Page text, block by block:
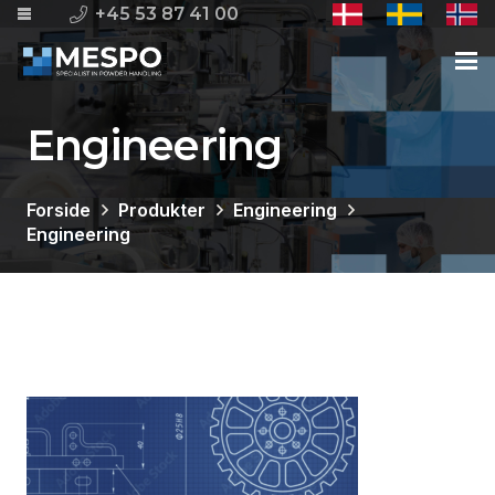
+45 53 87 41 00
Engineering
Forside Produkter
Engineering
Engineering